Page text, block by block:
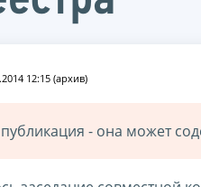
12:15 (архив)
- она может